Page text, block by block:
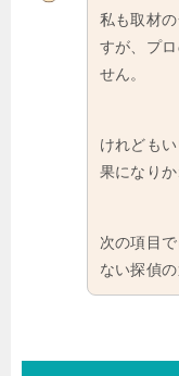
私も取材
すが、プ
せん。
けれども
果になりか
次の項目
ない探偵